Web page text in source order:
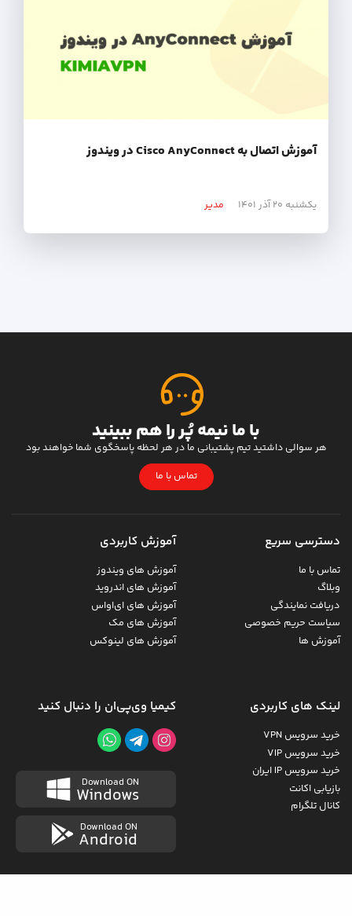
آموزش اتصال به Cisco AnyConnect در ویندوز
یکشنبه ۲۰ آذر ۱۴۰۱ مدیر
با ما نیمه پُر را هم ببینید
هر سوالی داشتید تیم پشتیبانی ما در هر لحظه پاسخگوی شما خواهند بود
تماس با ما
دسترسی سریع
تماس با ما
وبلاگ
دریافت نمایندگی
سیاست حریم خصوصی
آموزش ها
آموزش کاربردی
آموزش های ویندوز
آموزش های اندروید
آموزش های ای‌اواس
آموزش های مک
آموزش های لینوکس
لینک های کاربردی
خرید سرویس VPN
خرید سرویس VIP
خرید سرویس IP ایران
بازیابی اکانت
کانال تلگرام
کیمیا وی‌پی‌ان را دنبال کنید
Download ON
Windows
Download ON
Android